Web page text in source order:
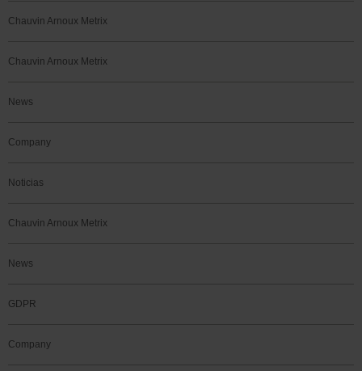
Chauvin Arnoux Metrix
Chauvin Arnoux Metrix
News
Company
Noticias
Chauvin Arnoux Metrix
News
GDPR
Company